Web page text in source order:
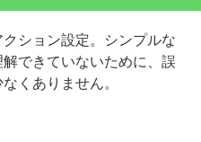
ション設定。
シンプルな
できていないために、誤
くありません。